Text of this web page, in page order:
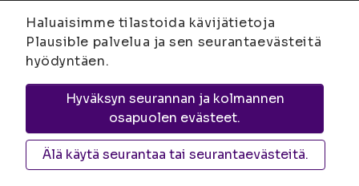
Joensuu
Suvantokatu 6, 80100 Joensuu |
KuopioYliopistonranta 15, PL 1627, 70211
Kuopio
Haluaisimme tilastoida kävijätietoja
Plausible palvelua ja sen seurantaevästeitä
hyödyntäen.
Hyväksyn seurannan ja kolmannen
osapuolen evästeet.
Älä käytä seurantaa tai seurantaevästeitä.